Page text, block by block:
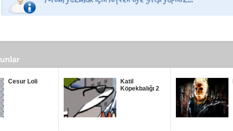
Cesur Loli
Katil
Köpekbalığı 2